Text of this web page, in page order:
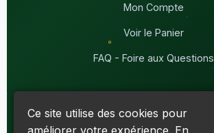
Mon Compte
Voir le Panier
FAQ - Foire aux Questions
© 2026Maddison Électronique Inc.
Ce site utilise des cookies pour
améliorer votre expérience. En